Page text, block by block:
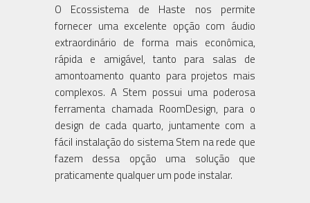
O Ecossistema de Haste nos permite
fornecer uma excelente opção com áudio
extraordinário de forma mais econômica,
rápida e amigável, tanto para salas de
amontoamento quanto para projetos mais
complexos. A Stem possui uma poderosa
ferramenta chamada RoomDesign, para o
design de cada quarto, juntamente com a
fácil instalação do sistema Stem na rede que
fazem dessa opção uma solução que
praticamente qualquer um pode instalar.